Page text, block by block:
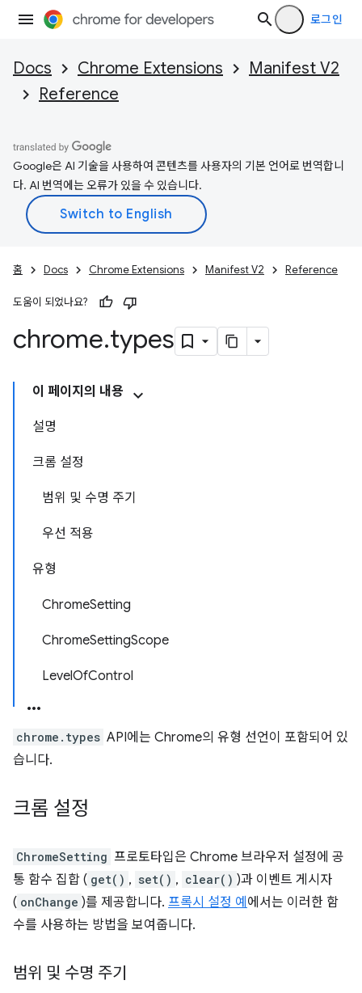
로그인
Docs Chrome Extensions
Manifest V2
Reference
Google은 AI 기술을 사용하여 콘텐츠를 사용자의 기본 언어로 번역합니
다. AI 번역에는 오류가 있을 수 있습니다.
홈 Docs Chrome Extensions Manifest V2 Reference
도움이 되었나요?
chrome.types
이 페이지의 내용
설명
크롬 설정
범위 및 수명 주기
우선 적용
유형
ChromeSetting
ChromeSettingScope
LevelOfControl
chrome.types API에는 Chrome의 유형 선언이 포함되어 있
습니다.
크롬 설정
ChromeSetting 프로토타입은 Chrome 브라우저 설정에 공
통 함수 집합 ( get() , set() , clear() )과 이벤트 게시자
( onChange )를 제공합니다. 프록시 설정 예 에서는 이러한 함
수를 사용하는 방법을 보여줍니다.
범위 및 수명 주기